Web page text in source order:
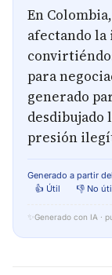
En
afectando
para
generado
presión
Generado a partir
👍 Útil
👎 No
✨ Generado con IA ·